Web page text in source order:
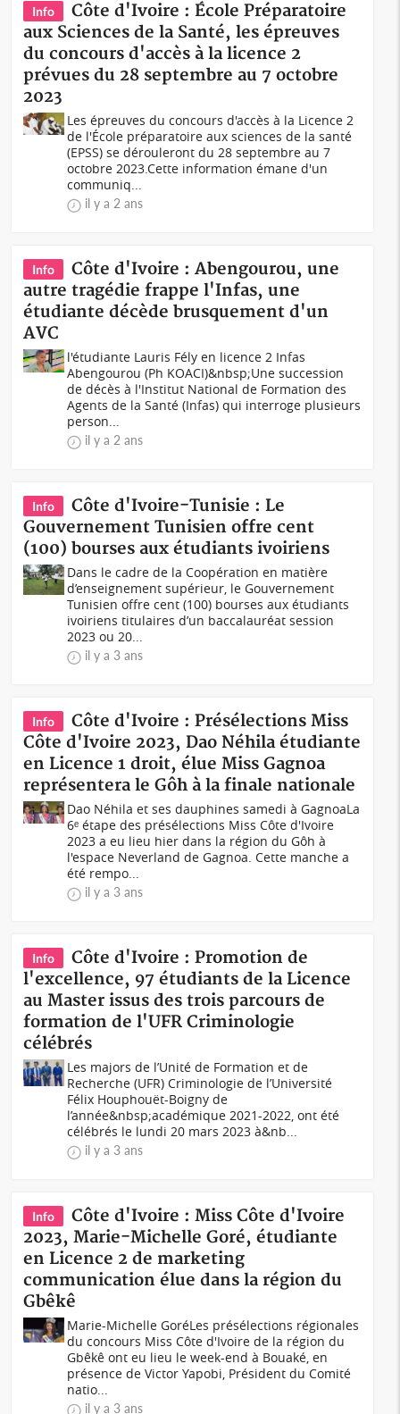
Info
Côte d'Ivoire : École Préparatoire
aux Sciences de la Santé, les épreuves
du concours d'accès à la licence 2
prévues du 28 septembre au 7 octobre
2023
Les épreuves du concours d'accès à la Licence 2
de l'École préparatoire aux sciences de la santé
(EPSS) se dérouleront du 28 septembre au 7
octobre 2023.Cette information émane d'un
communiq...
il y a 2 ans
Info
Côte d'Ivoire : Abengourou, une
autre tragédie frappe l'Infas, une
étudiante décède brusquement d'un
AVC
l'étudiante Lauris Fély en licence 2 Infas
Abengourou (Ph KOACI)&nbsp;Une succession
de décès à l'Institut National de Formation des
Agents de la Santé (Infas) qui interroge plusieurs
person...
il y a 2 ans
Info
Côte d'Ivoire-Tunisie : Le
Gouvernement Tunisien offre cent
(100) bourses aux étudiants ivoiriens
Dans le cadre de la Coopération en matière
d’enseignement supérieur, le Gouvernement
Tunisien offre cent (100) bourses aux étudiants
ivoiriens titulaires d’un baccalauréat session
2023 ou 20...
il y a 3 ans
Info
Côte d'Ivoire : Présélections Miss
Côte d'Ivoire 2023, Dao Néhila étudiante
en Licence 1 droit, élue Miss Gagnoa
représentera le Gôh à la finale nationale
Dao Néhila et ses dauphines samedi à GagnoaLa
6ᵉ étape des présélections Miss Côte d'Ivoire
2023 a eu lieu hier dans la région du Gôh à
l'espace Neverland de Gagnoa. Cette manche a
été rempo...
il y a 3 ans
Info
Côte d'Ivoire : Promotion de
l'excellence, 97 étudiants de la Licence
au Master issus des trois parcours de
formation de l'UFR Criminologie
célébrés
Les majors de l’Unité de Formation et de
Recherche (UFR) Criminologie de l’Université
Félix Houphouët-Boigny de
l’année&nbsp;académique 2021-2022, ont été
célébrés le lundi 20 mars 2023 à&nb...
il y a 3 ans
Info
Côte d'Ivoire : Miss Côte d'Ivoire
2023, Marie-Michelle Goré, étudiante
en Licence 2 de marketing
communication élue dans la région du
Gbêkê
Marie-Michelle GoréLes présélections régionales
du concours Miss Côte d'Ivoire de la région du
Gbêkê ont eu lieu le week-end à Bouaké, en
présence de Victor Yapobi, Président du Comité
natio...
il y a 3 ans